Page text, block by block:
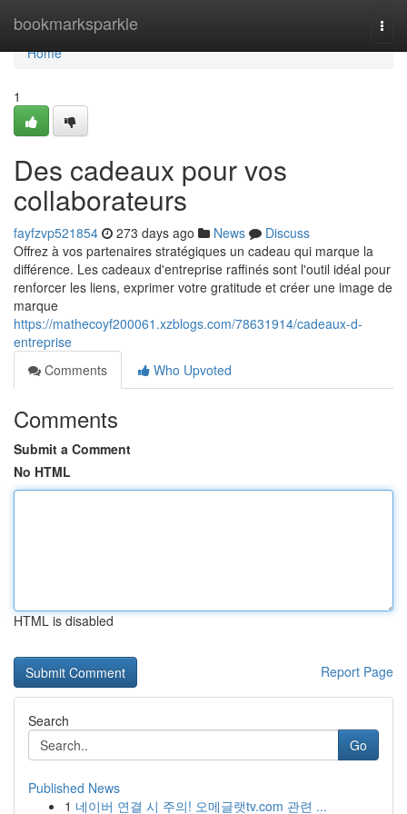
bookmarksparkle
Home
Home
1
Des cadeaux pour vos
collaborateurs
fayfzvp521854 273 days ago News
Discuss
Offrez à vos partenaires stratégiques un cadeau qui marque la
différence. Les cadeaux d'entreprise raffinés sont l'outil idéal pour
renforcer les liens, exprimer votre gratitude et créer une image de
marque
https://mathecoyf200061.xzblogs.com/78631914/cadeaux-d-
entreprise
Comments
Who Upvoted
Comments
Submit a Comment
No HTML
HTML is disabled
Report Page
Search
Go
Published News
1 네이버 연결 시 주의! 오메글랫tv.com 관련 ...